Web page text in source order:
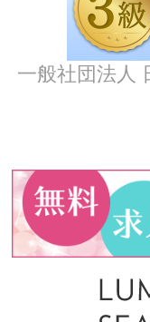
一般社団法人